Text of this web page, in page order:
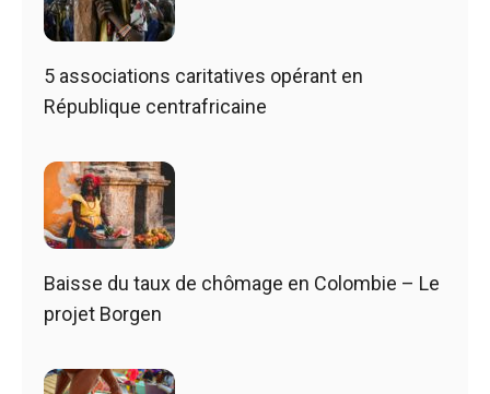
5 associations caritatives opérant en
République centrafricaine
Baisse du taux de chômage en Colombie – Le
projet Borgen